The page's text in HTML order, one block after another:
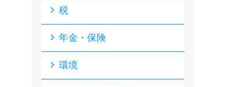
税
年金・保険
環境